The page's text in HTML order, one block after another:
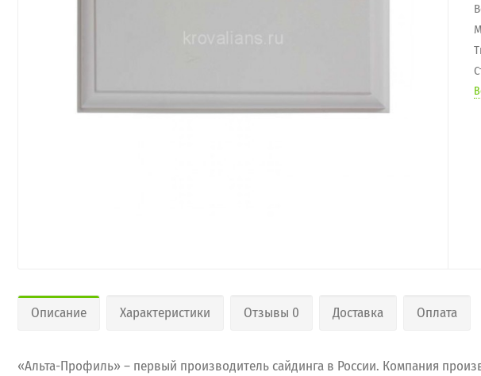
Описание Характеристики Отзывы 0 Доставка Оплата
«Альта-Профиль» – первый производитель сайдинга в России. Компания